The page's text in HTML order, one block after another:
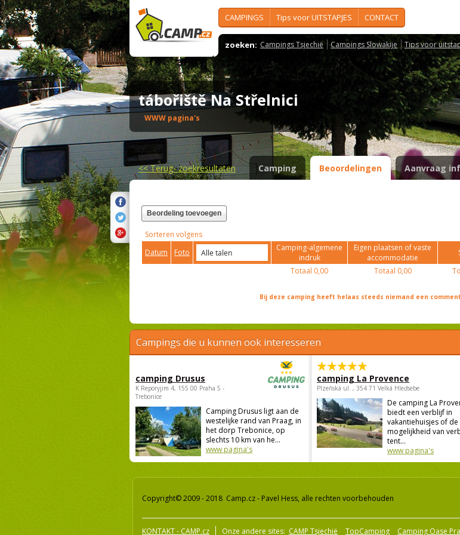
CAMPINGS Tips voor UITSTAPJES CONTACT
zoeken: Campings Tsjechië Campings Slowakije Tips voor
tábořiště Na Střelnici
WWW pagina's
<<Terug- zoekresultaten Camping Beoordelingen Aanvraag
Beordeling toevoegen
Sorteren volgens
Datum
Foto
Camping-algemene
indruk
Eigen plaatsen of vaste
accommodatie
Totaal 0,00 Totaal 0,00
Bij deze camping heeft helaas steeds niemand een
Campings die u kunnen ook interesseren
camping Drusus
K Reporyjim 4, 155 00 Praha 5 -
Trebonice
Camping Drusus ligt aan de
westelijke rand van Praag, in
het dorp Trebonice, op
slechts 10 km van he...
www pagina's
camping La Provence
Plzeňská ul. , 354 71 Velká Hleďsebe
De camping La
biedt een verblijf in
vakantiehuisjes of de
mogelijkheid van
tent...
www pagina's
Copyright© 2009 - 2018 Camp.cz - Pavel Hess, alle rechten voorbehouden
KONTAKT - CAMP.cz Onze andere sites: CAMP Tsjechië TopCamping Camping Oase